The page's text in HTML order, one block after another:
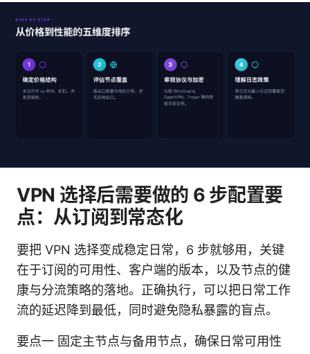
VPN 选择后需要做的 6 步配置要
点：从订阅到常态化
要把 VPN 选择变成稳定日常，6 步就够用，关键
在于订阅的可用性、客户端的版本，以及节点的健
康与分流策略的落地。正确执行，可以把日常工作
流的延迟降到最低，同时避免隐私暴露的盲点。
要点一 固定主节点与备用节点，确保日常可用性